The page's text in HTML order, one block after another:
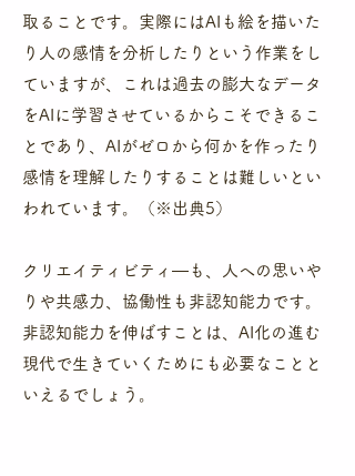
取ることです。実際にはAIも絵を描いた
り人の感情を分析したりという作業をし
ていますが、これは過去の膨大なデータ
をAIに学習させているからこそできるこ
とであり、AIがゼロから何かを作ったり
感情を理解したりすることは難しいとい
われています。（※出典5）
​クリエイティビティ―も、人への思いや
りや共感力、協働性も非認知能力です。
非認知能力を伸ばすことは、AI化の進む
現代で生きていくためにも必要なことと
いえるでしょう。